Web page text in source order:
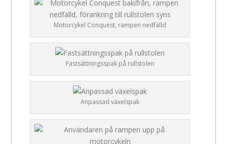
Motorcykel Conquest, rampen nedfälld
Fastsättningsspak på rullstolen
Anpassad växelspak